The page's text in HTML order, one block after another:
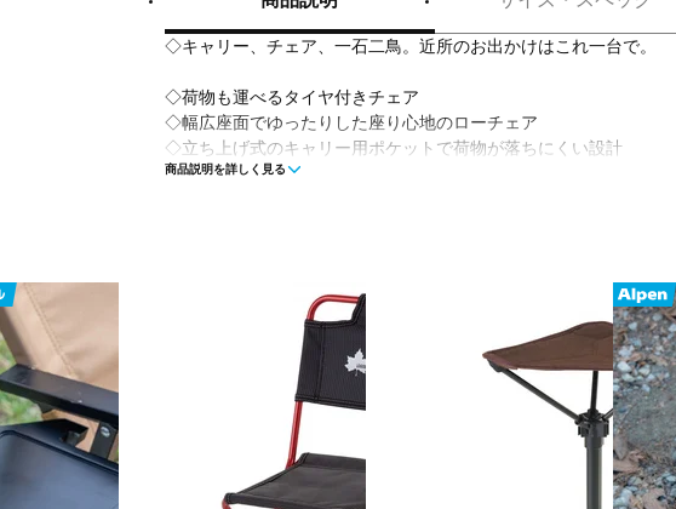
◇キャリー、チェア、一石二鳥。近所のお出かけはこれ一台で。
◇荷物も運べるタイヤ付きチェア
◇幅広座面でゆったりした座り心地のローチェア
◇立ち上げ式のキャリー用ポケットで荷物が落ちにくい設計
◇ラバーバンド付属なので荷物をしっかり固定
■素材：シート/ポリエステル フレーム/スチール、他
■使用時サイズ：約58×64×98cm、座面幅/約48cm、座面高/約41cm
■収納時サイズ：約29×24×93cm
■重量：約4.2kg
商品説明を詳しく見る